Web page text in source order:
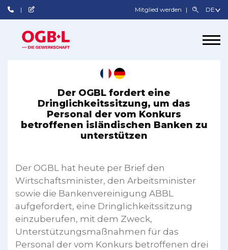
Mitglied werden
Der OGBL fordert eine
Dringlichkeitssitzung, um das
Personal der vom Konkurs
betroffenen isländischen Banken zu
unterstützen
Der OGBL hat heute per Brief den
Wirtschaftsminister, den Arbeitsminister
sowie die Bankenvereinigung ABBL
aufgefordert, eine Dringlichkeitssitzung
einzuberufen, mit dem Zweck,
Unterstützungsmaßnahmen für das
Personal der vom Konkurs betroffenen drei